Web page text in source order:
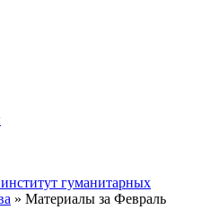
гуманитарных
» Материалы за Февраль